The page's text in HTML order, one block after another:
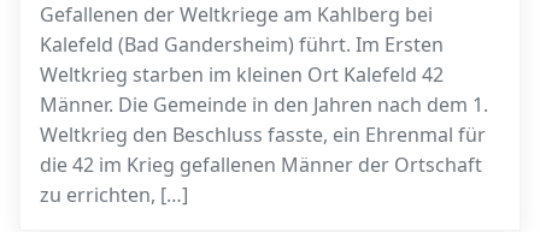
Gefallenen der Weltkriege am Kahlberg bei
Kalefeld (Bad Gandersheim) führt. Im Ersten
Weltkrieg starben im kleinen Ort Kalefeld 42
Männer. Die Gemeinde in den Jahren nach dem 1.
Weltkrieg den Beschluss fasste, ein Ehrenmal für
die 42 im Krieg gefallenen Männer der Ortschaft
zu errichten, […]